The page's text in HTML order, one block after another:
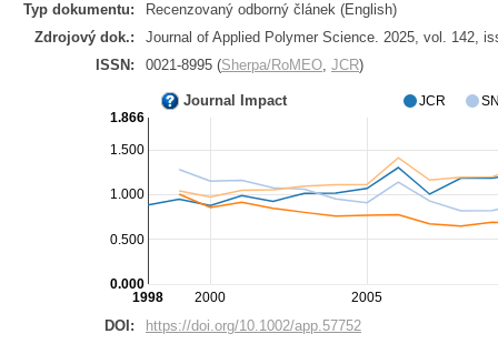
Typ dokumentu:
Recenzovaný odborný článek (English)
Zdrojový dok.:
Journal of Applied Polymer Science. 2025, vol. 142,
ISSN:
0021-8995 (Sherpa/RoMEO, JCR)
Journal Impact
2000 2005
1998
0.500
1.000
1.500
0.000
1.866
JCR
DOI: https://doi.org/10.1002/app.57752